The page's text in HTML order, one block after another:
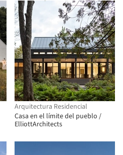
Arquitectura Residencial
Casa en el límite del pueblo /
ElliottArchitects